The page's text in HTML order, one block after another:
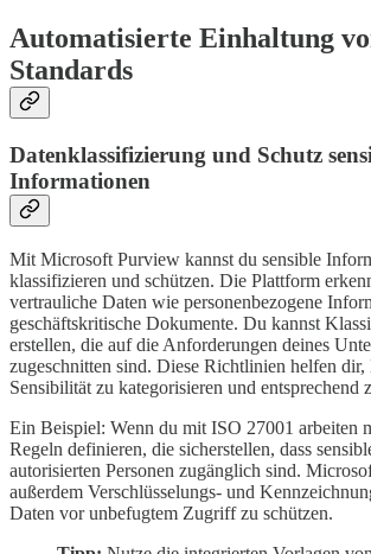
Automatisierte Einhaltung
Standards
Datenklassifizierung und Schutz
Informationen
Mit Microsoft Purview kannst du sensible
klassifizieren und schützen. Die Plattform
vertrauliche Daten wie personenbezogene
geschäftskritische Dokumente. Du kannst
erstellen, die auf die Anforderungen deines
zugeschnitten sind. Diese Richtlinien helfen dir,
Sensibilität zu kategorisieren und entsprechend
Ein Beispiel: Wenn du mit ISO 27001 arbeiten
Regeln definieren, die sicherstellen, dass
autorisierten Personen zugänglich sind.
außerdem Verschlüsselungs- und
Daten vor unbefugtem Zugriff zu schützen.